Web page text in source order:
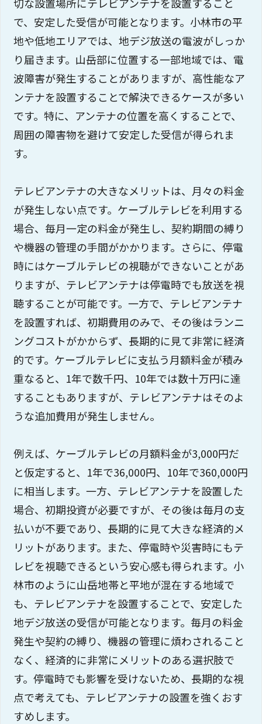
で、安定した受信が可能となります。小林市の平
地や低地エリアでは、地デジ放送の電波がしっか
り届きます。山岳部に位置する一部地域では、電
波障害が発生することがありますが、高性能なア
ンテナを設置することで解決できるケースが多い
です。特に、アンテナの位置を高くすることで、
周囲の障害物を避けて安定した受信が得られま
す。
テレビアンテナの大きなメリットは、月々の料金
が発生しない点です。ケーブルテレビを利用する
場合、毎月一定の料金が発生し、契約期間の縛り
や機器の管理の手間がかかります。さらに、停電
時にはケーブルテレビの視聴ができないことがあ
りますが、テレビアンテナは停電時でも放送を視
聴することが可能です。一方で、テレビアンテナ
を設置すれば、初期費用のみで、その後はランニ
ングコストがかからず、長期的に見て非常に経済
的です。ケーブルテレビに支払う月額料金が積み
重なると、1年で数千円、10年では数十万円に達
することもありますが、テレビアンテナはそのよ
うな追加費用が発生しません。
例えば、ケーブルテレビの月額料金が3,000円だ
と仮定すると、1年で36,000円、10年で360,000円
に相当します。一方、テレビアンテナを設置した
場合、初期投資が必要ですが、その後は毎月の支
払いが不要であり、長期的に見て大きな経済的メ
リットがあります。また、停電時や災害時にもテ
レビを視聴できるという安心感も得られます。小
林市のように山岳地帯と平地が混在する地域で
も、テレビアンテナを設置することで、安定した
地デジ放送の受信が可能となります。毎月の料金
発生や契約の縛り、機器の管理に煩わされること
なく、経済的に非常にメリットのある選択肢で
す。停電時でも影響を受けないため、長期的な視
点で考えても、テレビアンテナの設置を強くおす
すめします。